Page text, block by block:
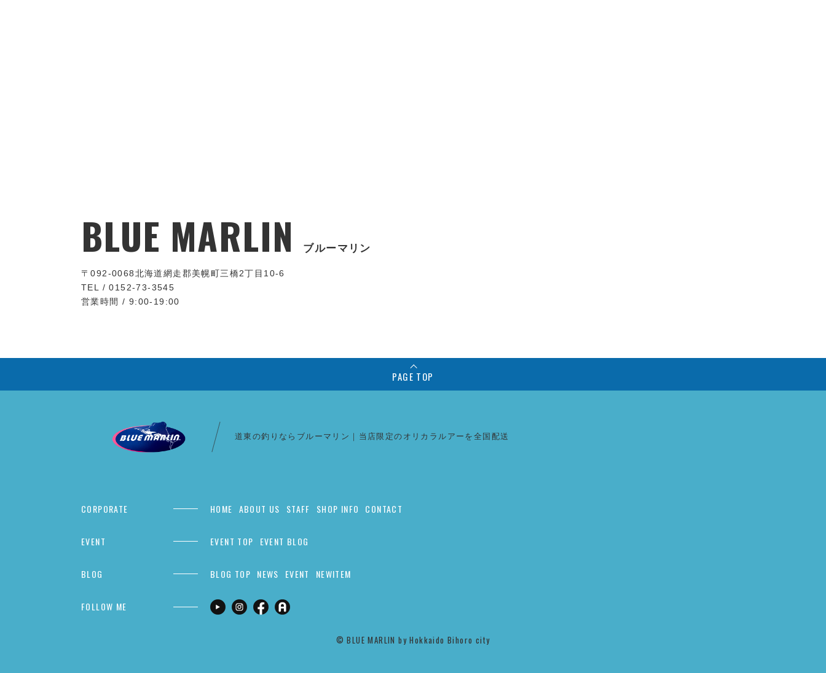
BLUE MARLIN ブルーマリン
〒092-0068北海道網走郡美幌町三橋2丁目10-6
TEL / 0152-73-3545
営業時間 / 9:00-19:00
PAGE TOP
道東の釣りならブルーマリン｜当店限定のオリカラルアーを全国配送
CORPORATE HOME ABOUT US STAFF SHOP INFO CONTACT
EVENT EVENT TOP EVENT BLOG
BLOG BLOG TOP NEWS EVENT NEWITEM
FOLLOW ME
©︎ BLUE MARLIN by Hokkaido Bihoro city